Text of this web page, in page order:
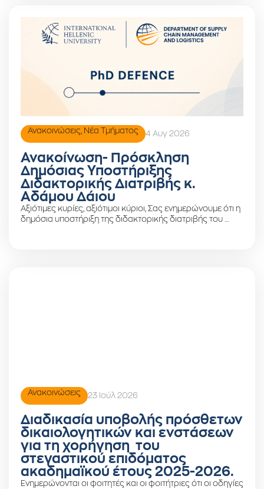
Ανακοινώσεις Νέα Τμήματος 4 Αυγ 2026
Ανακοίνωση- Πρόσκληση
Δημόσιας Υποστήριξης
Διδακτορικής Διατριβής κ.
Αδάμου Δάιου
Αξιότιμες κυρίες, αξιότιμοι κύριοι, Σας ενημερώνουμε ότι η
δημόσια υποστήριξη της διδακτορικής διατριβής του …
Ανακοινώσεις 23 Ιούλ 2026
Διαδικασία υποβολής πρόσθετων
δικαιολογητικών και ενστάσεων
για τη χορήγηση του
στεγαστικού επιδόματος
ακαδημαϊκού έτους 2025-2026.
Ενημερώνονται οι φοιτητές και οι φοιτήτριες ότι οι οδηγίες